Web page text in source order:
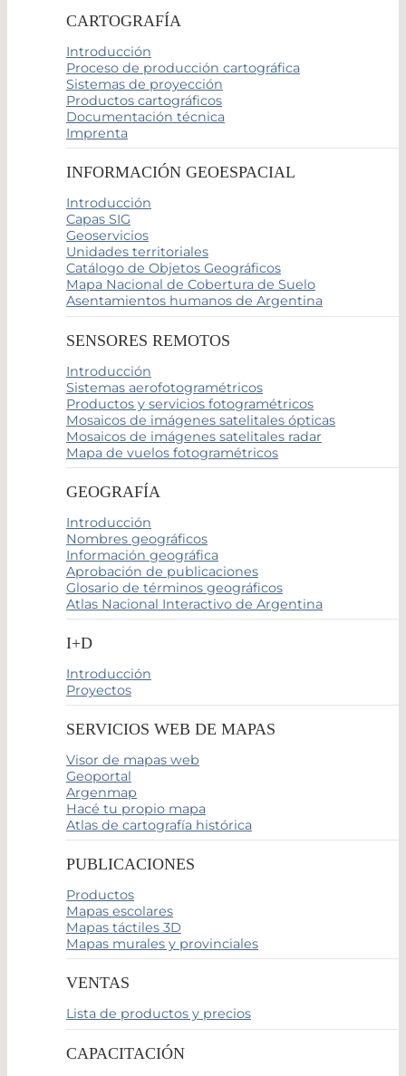
CARTOGRAFÍA
Introducción
Proceso de producción cartográfica
Sistemas de proyección
Productos cartográficos
Documentación técnica
Imprenta
INFORMACIÓN GEOESPACIAL
Introducción
Capas SIG
Geoservicios
Unidades territoriales
Catálogo de Objetos Geográficos
Mapa Nacional de Cobertura de Suelo
Asentamientos humanos de Argentina
SENSORES REMOTOS
Introducción
Sistemas aerofotogramétricos
Productos y servicios fotogramétricos
Mosaicos de imágenes satelitales ópticas
Mosaicos de imágenes satelitales radar
Mapa de vuelos fotogramétricos
GEOGRAFÍA
Introducción
Nombres geográficos
Información geográfica
Aprobación de publicaciones
Glosario de términos geográficos
Atlas Nacional Interactivo de Argentina
I+D
Introducción
Proyectos
SERVICIOS WEB DE MAPAS
Visor de mapas web
Geoportal
Argenmap
Hacé tu propio mapa
Atlas de cartografía histórica
PUBLICACIONES
Productos
Mapas escolares
Mapas táctiles 3D
Mapas murales y provinciales
VENTAS
Lista de productos y precios
CAPACITACIÓN